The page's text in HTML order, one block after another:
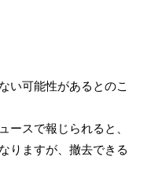
い可能性があるとのこ
ースで報じられると、
りますが、撤去できる